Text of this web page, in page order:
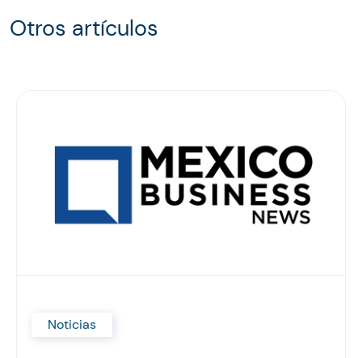
Otros artículos
Noticias